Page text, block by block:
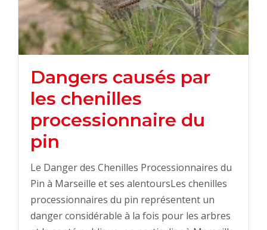
Dangers causés par
les chenilles
processionnaire du
pin
Le Danger des Chenilles Processionnaires du
Pin à Marseille et ses alentoursLes chenilles
processionnaires du pin représentent un
danger considérable à la fois pour les arbres